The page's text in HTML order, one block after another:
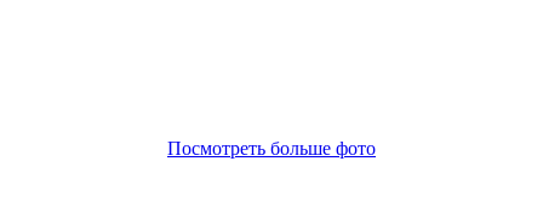
Посмотреть больше фото